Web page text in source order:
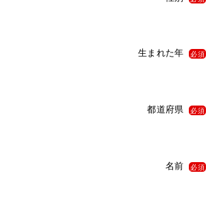
生まれた年 必須
都道府県 必須
名前 必須